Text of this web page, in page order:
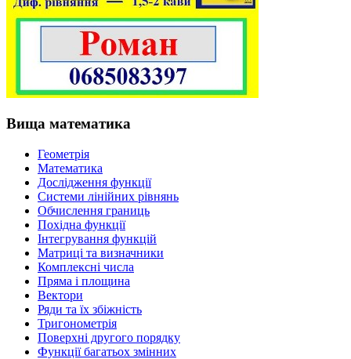
Вища математика
Геометрія
Математика
Дослідження функції
Системи лінійних рівнянь
Обчислення границь
Похідна функції
Інтегрування функцій
Матриці та визначники
Комплексні числа
Пряма і площина
Вектори
Ряди та їх збіжність
Тригонометрія
Поверхні другого порядку
Функції багатьох змінних